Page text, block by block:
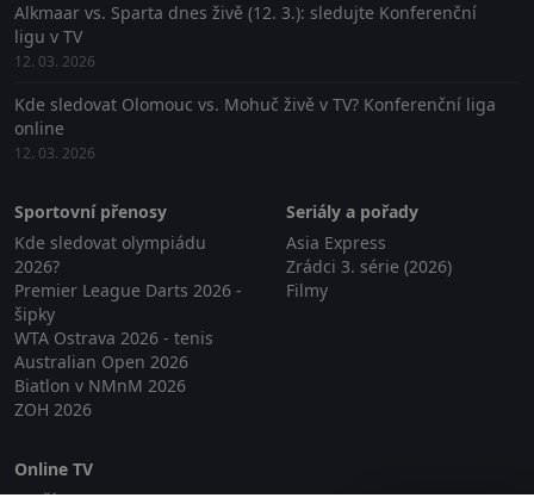
Alkmaar vs. Sparta dnes živě (12. 3.): sledujte Konferenční
ligu v TV
12. 03. 2026
Kde sledovat Olomouc vs. Mohuč živě v TV? Konferenční liga
online
12. 03. 2026
Sportovní přenosy
Kde sledovat olympiádu
2026?
Premier League Darts 2026 -
šipky
WTA Ostrava 2026 - tenis
Australian Open 2026
Biatlon v NMnM 2026
ZOH 2026
Seriály a pořady
Asia Express
Zrádci 3. série (2026)
Filmy
Online TV